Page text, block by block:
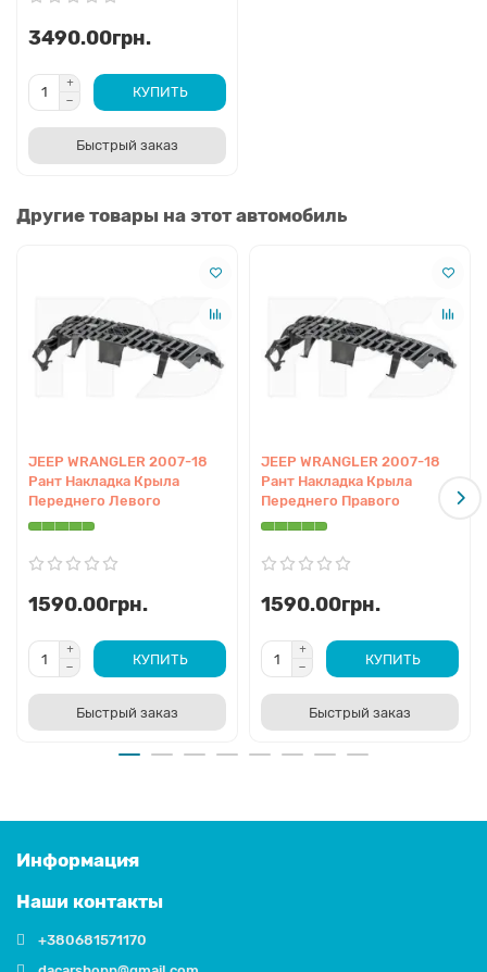
3490.00грн.
КУПИТЬ
Быстрый заказ
Другие товары на этот автомобиль
JEEP WRANGLER 2007-18
Рант Накладка Крыла
Переднего Левого
1590.00грн.
КУПИТЬ
Быстрый заказ
JEEP WRANGLER 2007-18
Рант Накладка Крыла
Переднего Правого
1590.00грн.
КУПИТЬ
Быстрый заказ
Информация
Наши контакты
+380681571170